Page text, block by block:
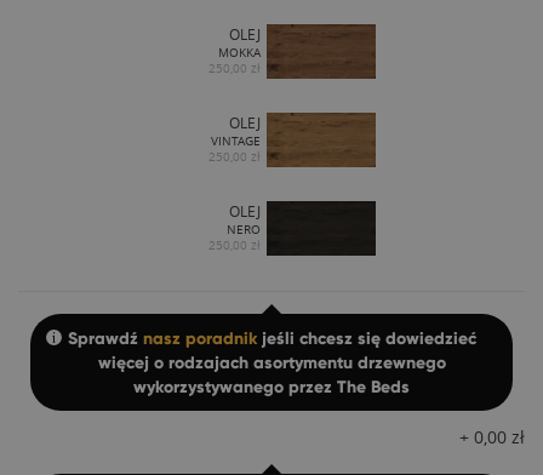
OLEJ
MOKKA
250,00 zł
OLEJ
VINTAGE
250,00 zł
OLEJ
NERO
250,00 zł
Sprawdź nasz poradnikjeśli chcesz się dowiedzieć
więcej o rodzajach asortymentu drzewnego
wykorzystywanego przez The Beds
+ 0,00 zł